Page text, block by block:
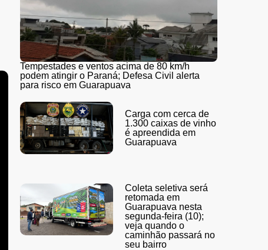
Tempestades e ventos acima de 80 km/h
podem atingir o Paraná; Defesa Civil alerta
para risco em Guarapuava
Carga com cerca de
1.300 caixas de vinho
é apreendida em
Guarapuava
Coleta seletiva será
retomada em
Guarapuava nesta
segunda-feira (10);
veja quando o
caminhão passará no
seu bairro